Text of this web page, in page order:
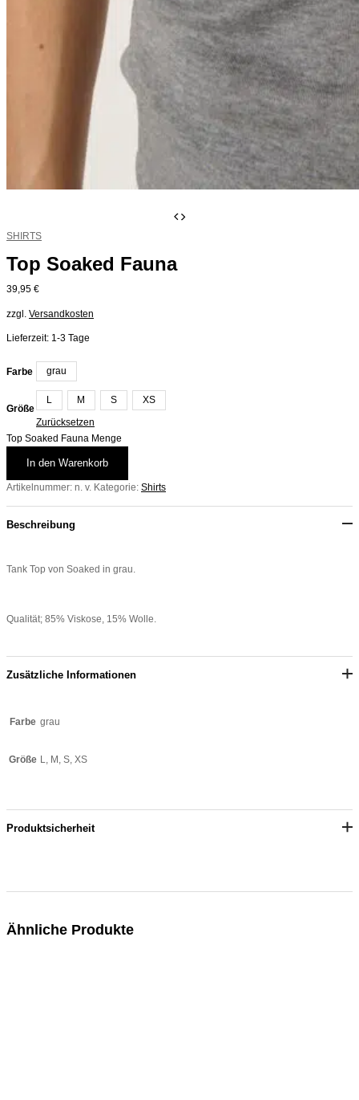
SHIRTS
Top Soaked Fauna
39,95 €
zzgl. Versandkosten
Lieferzeit: 1-3 Tage
Farbe grau
Größe
L M S XS
Zurücksetzen
Top Soaked Fauna Menge
In den Warenkorb
Artikelnummer: n. v. Kategorie: Shirts
Beschreibung
Tank Top von Soaked in grau.
Qualität; 85% Viskose, 15% Wolle.
Zusätzliche Informationen
Farbe grau
Größe L, M, S, XS
Produktsicherheit
Ähnliche Produkte